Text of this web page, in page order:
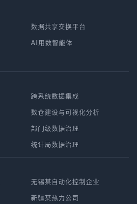
数据共享交换平台
AI用数智能体
跨系统数据集成
数仓建设与可视化分析
部门级数据治理
统计局数据治理
无锡某自动化控制企业
新疆某热力公司